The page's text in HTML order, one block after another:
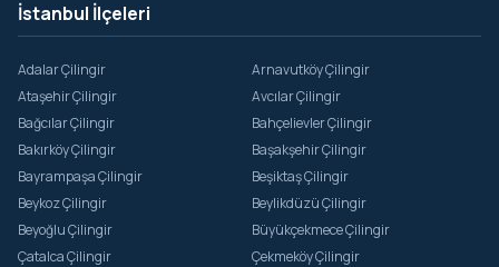
İstanbul İlçeleri
Adalar Çilingir
Arnavutköy Çilingir
Ataşehir Çilingir
Avcılar Çilingir
Bağcılar Çilingir
Bahçelievler Çilingir
Bakırköy Çilingir
Başakşehir Çilingir
Bayrampaşa Çilingir
Beşiktaş Çilingir
Beykoz Çilingir
Beylikdüzü Çilingir
Beyoğlu Çilingir
Büyükçekmece Çilingir
Çatalca Çilingir
Çekmeköy Çilingir